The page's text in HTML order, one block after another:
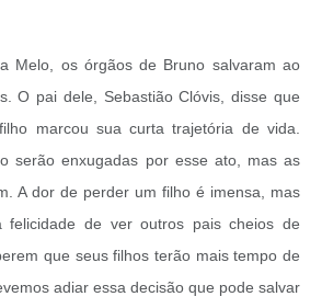
Melo, os órgãos de Bruno salvaram ao
O pai dele, Sebastião Clóvis, disse que
marcou sua curta trajetória de vida.
serão enxugadas por esse ato, mas as
A dor de perder um filho é imensa, mas
felicidade de ver outros pais cheios de
que seus filhos terão mais tempo de
adiar essa decisão que pode salvar